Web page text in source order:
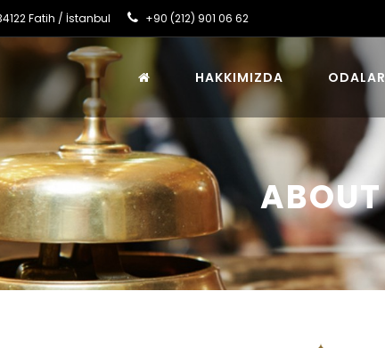
Fatih / İstanbul +90 (212) 901 06 62
HAKKIMIZDA ODALAR
ABOUT